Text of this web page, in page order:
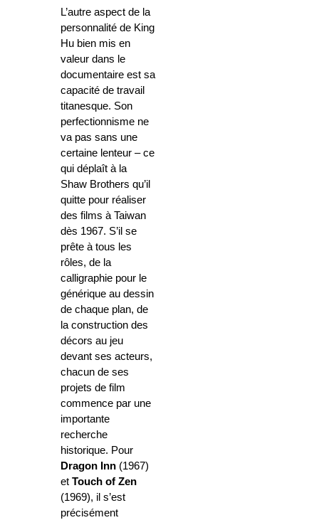
L’autre aspect de la
personnalité de King
Hu bien mis en
valeur dans le
documentaire est sa
capacité de travail
titanesque. Son
perfectionnisme ne
va pas sans une
certaine lenteur – ce
qui déplaît à la
Shaw Brothers qu’il
quitte pour réaliser
des films à Taiwan
dès 1967. S’il se
prête à tous les
rôles, de la
calligraphie pour le
générique au dessin
de chaque plan, de
la construction des
décors au jeu
devant ses acteurs,
chacun de ses
projets de film
commence par une
importante
recherche
historique. Pour
Dragon Inn (1967)
et Touch of Zen
(1969), il s’est
précisément